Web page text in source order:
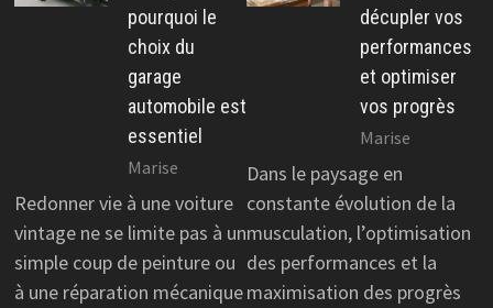
pourquoi le
choix du
garage
automobile est
essentiel
Marise
Redonner vie à une voiture
vintage ne se limite pas à un
simple coup de peinture ou
à une réparation mécanique
décupler vos
performances
et optimiser
vos progrès
Marise
Dans le paysage en
constante évolution de la
musculation, l’optimisation
des performances et la
maximisation des progrès